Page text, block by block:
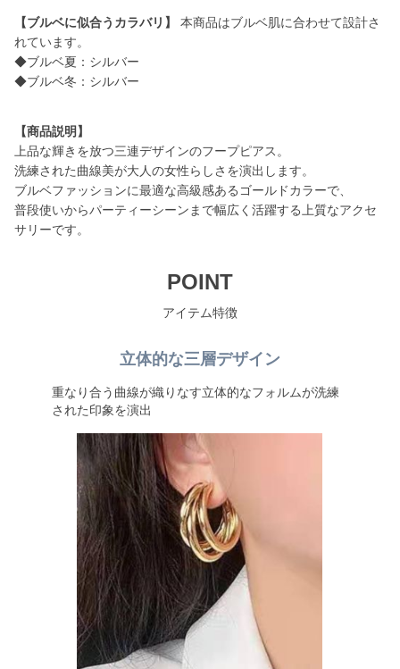
【ブルベに似合うカラバリ】
本商品はブルベ肌に合わせて設計さ
れています。
◆ブルベ夏：シルバー
◆ブルベ冬：シルバー
【商品説明】
上品な輝きを放つ三連デザインのフープピアス。
洗練された曲線美が大人の女性らしさを演出します。
ブルベファッションに最適な高級感あるゴールドカラーで、
普段使いからパーティーシーンまで幅広く活躍する上質なアクセ
サリーです。
POINT
アイテム特徴
立体的な三層デザイン
重なり合う曲線が織りなす立体的なフォルムが洗練
された印象を演出